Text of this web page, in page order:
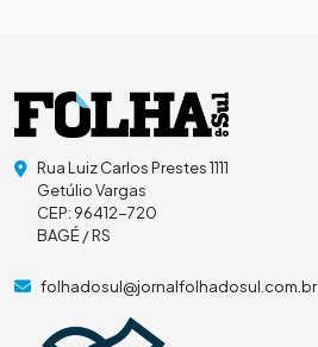
Rua Luiz Carlos Prestes 1111
Getúlio Vargas
CEP: 96412-720
BAGÉ / RS
folhadosul@jornalfolhadosul.com.br